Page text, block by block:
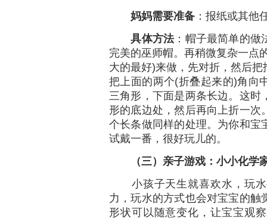
妈妈需要准备 ：报纸或其他
具体方法：帽子最简单的做
完美的巫师帽。再稍微复杂一点
大的最好)来做，先对折，然后
把上面的两个(折叠起来的)角向
三角形，下面是两条长边。这时
形的底边处，然后再向上折一次
个长条做同样的处理。为你和宝
试戴一番，很好玩儿的。
（三）亲子游戏：小小化学
小孩子天生就喜欢水，玩水
力，玩水的方式也会对宝宝的触
形状可以随意变化，让宝宝观